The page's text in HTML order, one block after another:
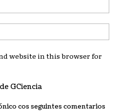
website in this browser for
GCiencia
cos seguintes comentarios